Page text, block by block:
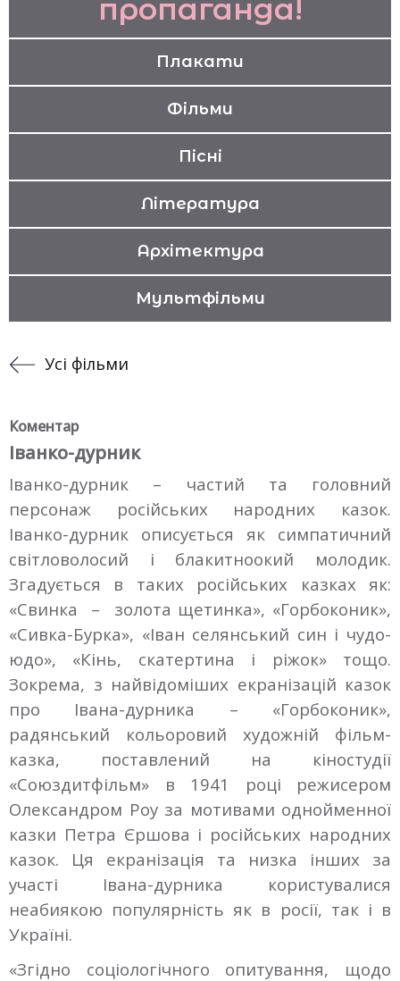
пропаганда!
Плакати
Фільми
Пісні
Література
Архітектура
Мультфільми
Усі фільми
Коментар
Іванко-дурник
Іванко-дурник – частий та головний
персонаж російських народних казок.
Іванко-дурник описується як симпатичний
світловолосий і блакитноокий молодик.
Згадується в таких російських казках як:
«Свинка – золота щетинка», «Горбоконик»,
«Сивка-Бурка», «Іван селянський син і чудо-
юдо», «Кінь, скатертина і ріжок» тощо.
Зокрема, з найвідоміших екранізацій казок
про Івана-дурника – «Горбоконик»,
радянський кольоровий художній фільм-
казка, поставлений на кіностудії
«Союздитфільм» в 1941 році режисером
Олександром Роу за мотивами однойменної
казки Петра Єршова і російських народних
казок. Ця екранізація та низка інших за
участі Івана-дурника користувалися
неабиякою популярність як в росії, так і в
Україні.
«Згідно соціологічного опитування, щодо